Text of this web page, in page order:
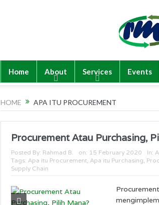
Home About Services Events
HOME APA ITU PROCUREMENT
Procurement Atau Purchasing,
Posted By: Rahmad B. on: 15 February 2020 In:
Tags: Apa itu Procurement Apa itu Purchasing
Supply Chain